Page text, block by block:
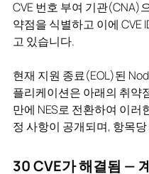
CVE 번호 부여 기관(CNA)
약점을 식별하고 이에 CVE
고 있습니다.
현재 지원 종료(EOL)된
플리케이션은 아래의 취약
만에 NES로 전환하여 이러
정 사항이 공개되며, 항목
30CVE가 해결됨 —